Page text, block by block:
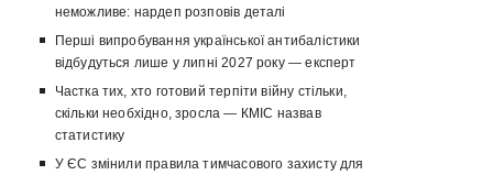
неможливе: нардеп розповів деталі
Перші випробування української антибалістики
відбудуться лише у липні 2027 року — експерт
Частка тих, хто готовий терпіти війну стільки,
скільки необхідно, зросла — КМІС назвав
статистику
У ЄС змінили правила тимчасового захисту для